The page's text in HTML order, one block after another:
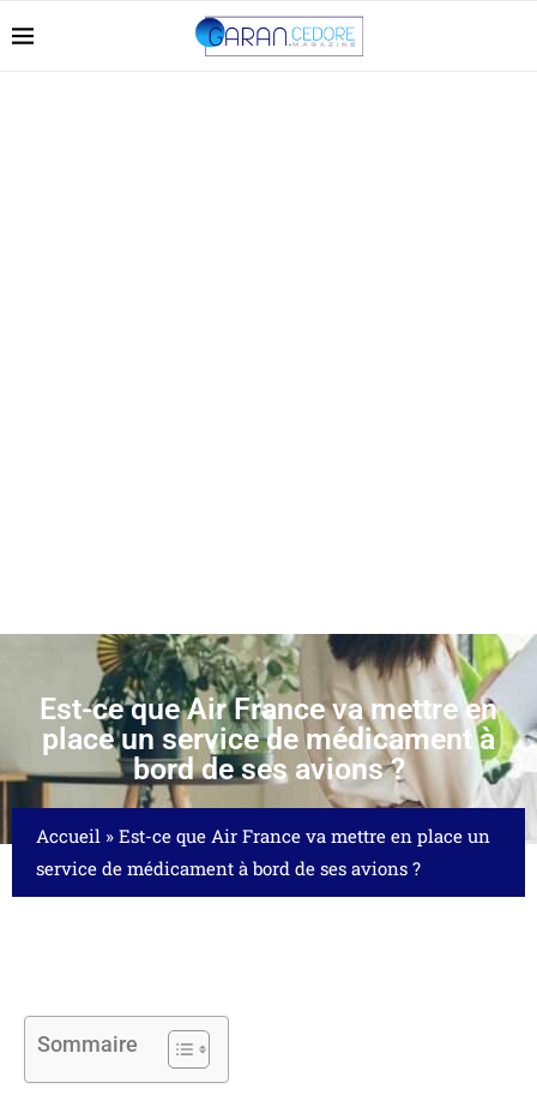
Est-ce que Air France va mettre en
place un service de médicament à
bord de ses avions ?
Accueil » Est-ce que Air France va mettre en place un
service de médicament à bord de ses avions ?
Sommaire